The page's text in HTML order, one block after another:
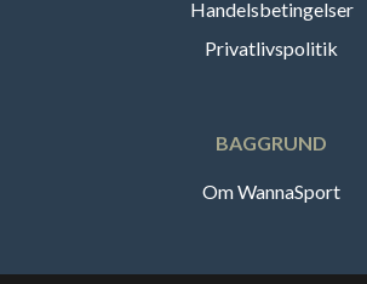
Handelsbetingelser
Privatlivspolitik
BAGGRUND
Om WannaSport